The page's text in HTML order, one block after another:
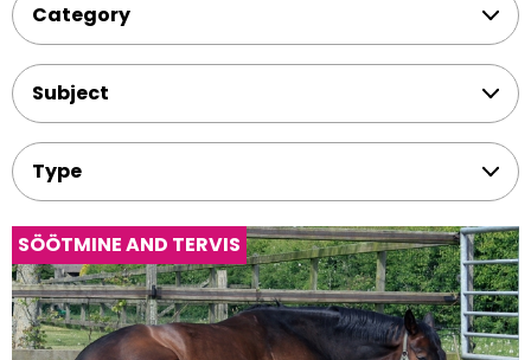
Category
Subject
Type
SÖÖTMINE AND TERVIS